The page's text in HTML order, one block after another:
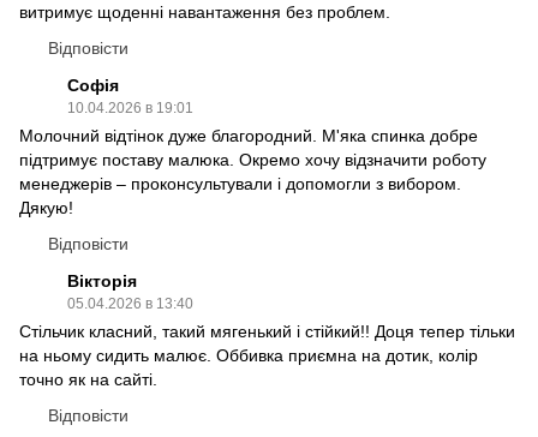
витримує щоденні навантаження без проблем.
Відповісти
Софія
10.04.2026 в 19:01
Молочний відтінок дуже благородний. М'яка спинка добре
підтримує поставу малюка. Окремо хочу відзначити роботу
менеджерів – проконсультували і допомогли з вибором.
Дякую!
Відповісти
Вікторія
05.04.2026 в 13:40
Стільчик класний, такий мягенький і стійкий!! Доця тепер тільки
на ньому сидить малює. Оббивка приємна на дотик, колір
точно як на сайті.
Відповісти